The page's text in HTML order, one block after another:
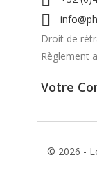

Droit de
Règlement
Votre
© 2026 -